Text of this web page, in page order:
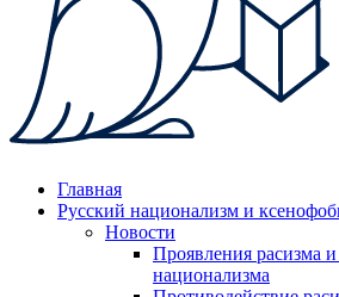
Главная
Русский национализм и
Новости
Проявления расизма
национализма